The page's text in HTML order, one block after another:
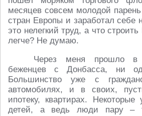
месяцев совсем молодой
стран Европы и заработал себе
это нелегкий труд, а что
легче? Не думаю.
Через меня прошло в
беженцев с Донбасса, ни
Большинство уже с
автомобилях, и в своих,
ипотеку, квартирах.
детей, а ведь люди пару –